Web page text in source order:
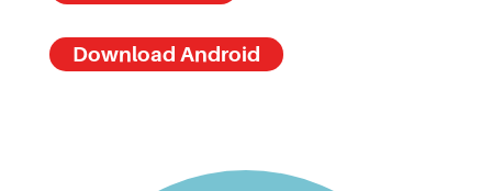
Download Android